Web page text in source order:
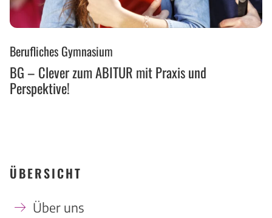
–
Clever
zum
ABITUR
Berufliches Gymnasium
BG – Clever zum ABITUR mit Praxis und
Perspektive!
ÜBERSICHT
Über uns